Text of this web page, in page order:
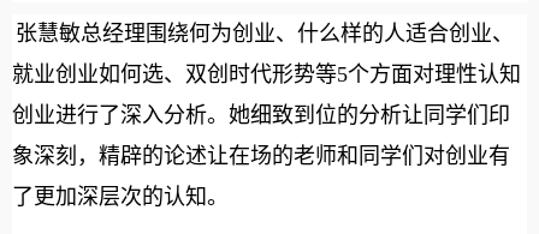
张慧敏总经理围绕何为创业、什么样的人适合创业、
就业创业如何选、双创时代形势等5个方面对理性认知
创业进行了深入分析。她细致到位的分析让同学们印
象深刻，精辟的论述让在场的老师和同学们对创业有
了更加深层次的认知。